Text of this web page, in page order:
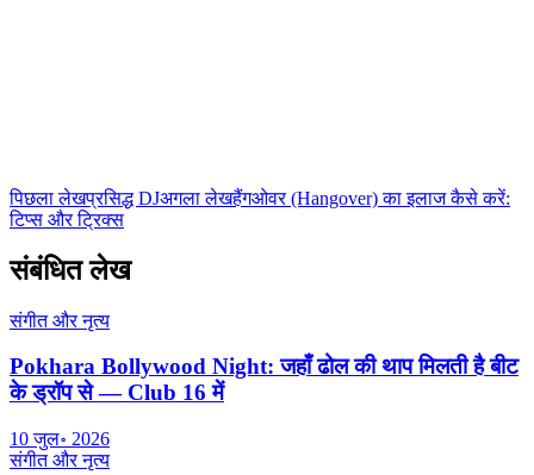
पिछला लेखप्रसिद्ध DJअगला लेखहैंगओवर (Hangover) का इलाज कैसे करें:
टिप्स और ट्रिक्स
संबंधित लेख
संगीत और नृत्य
Pokhara Bollywood Night: जहाँ ढोल की थाप मिलती है बीट
के ड्रॉप से — Club 16 में
10 जुल॰ 2026
संगीत और नृत्य